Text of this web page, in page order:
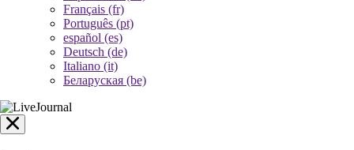
Français (fr)
Português (pt)
español (es)
Deutsch (de)
Italiano (it)
Беларуская (be)